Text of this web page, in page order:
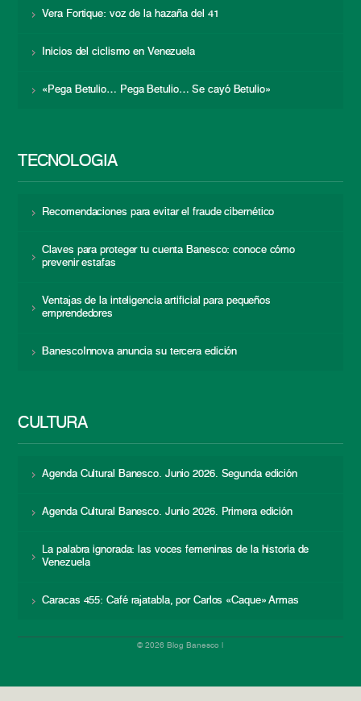
Vera Fortique: voz de la hazaña del 41
Inicios del ciclismo en Venezuela
«Pega Betulio… Pega Betulio… Se cayó Betulio»
TECNOLOGÍA
Recomendaciones para evitar el fraude cibernético
Claves para proteger tu cuenta Banesco: conoce cómo
prevenir estafas
Ventajas de la inteligencia artificial para pequeños
emprendedores
BanescoInnova anuncia su tercera edición
CULTURA
Agenda Cultural Banesco. Junio 2026. Segunda edición
Agenda Cultural Banesco. Junio 2026. Primera edición
La palabra ignorada: las voces femeninas de la historia de
Venezuela
Caracas 455: Café rajatabla, por Carlos «Caque» Armas
© 2026 Blog Banesco |